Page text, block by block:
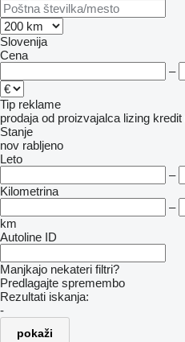
Slovenija
Cena
–
Tip reklame
prodaja od proizvajalca lizing kredit
Stanje
nov rabljeno
Leto
–
Kilometrina
–
km
Autoline ID
Manjkajo nekateri filtri?
Predlagajte spremembo
Rezultati iskanja:
-
pokaži